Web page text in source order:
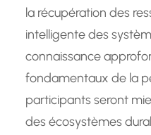
la récupération des
intelligente des
connaissance
fondamentaux de la
participants seront
des écosystèmes